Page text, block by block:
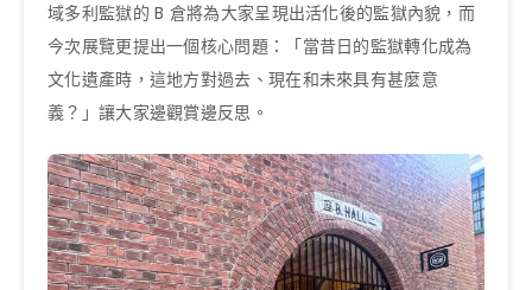
域多利監獄的 B 倉將為大家呈現出活化後的監獄內貌，而
今次展覽更提出一個核心問題：「當昔日的監獄轉化成為
文化遺產時，這地方對過去、現在和未來具有甚麼意
義？」讓大家邊觀賞邊反思。